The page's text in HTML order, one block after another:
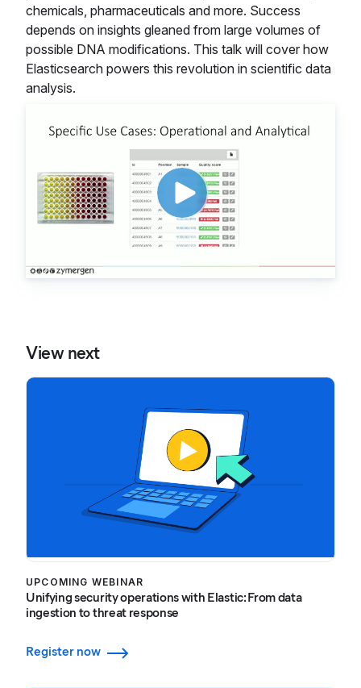
chemicals, pharmaceuticals and more. Success
depends on insights gleaned from large volumes of
possible DNA modifications. This talk will cover how
Elasticsearch powers this revolution in scientific data
analysis.
View next
UPCOMING WEBINAR
Unifying security operations with Elastic: From data
ingestion to threat response
Register now